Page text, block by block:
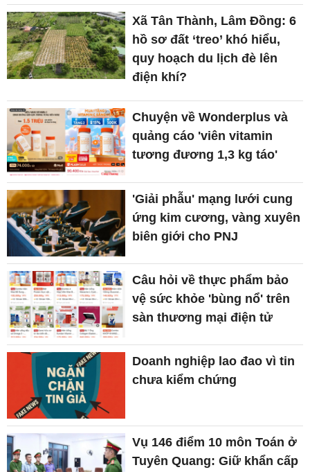
Xã Tân Thành, Lâm Đồng: 6
hồ sơ đất ‘treo’ khó hiểu,
quy hoạch du lịch đè lên
điện khí?
Chuyện về Wonderplus và
quảng cáo 'viên vitamin
tương đương 1,3 kg táo'
'Giải phẫu' mạng lưới cung
ứng kim cương, vàng xuyên
biên giới cho PNJ
Câu hỏi về thực phẩm bảo
vệ sức khỏe 'bùng nổ' trên
sàn thương mại điện tử
Doanh nghiệp lao đao vì tin
chưa kiểm chứng
Vụ 146 điểm 10 môn Toán ở
Tuyên Quang: Giữ khẩn cấp